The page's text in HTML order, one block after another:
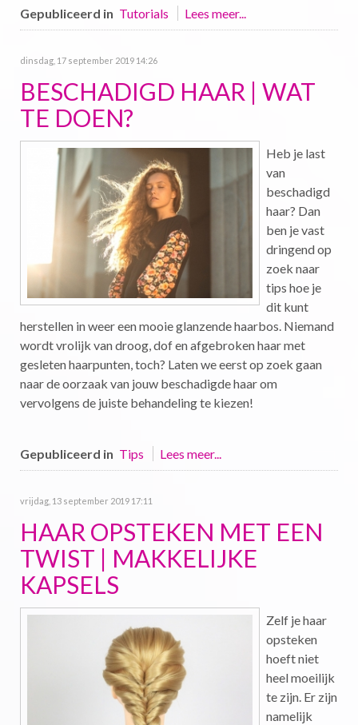
Gepubliceerd in Tutorials Lees meer...
dinsdag, 17 september 2019 14:26
BESCHADIGD HAAR | WAT
TE DOEN?
Heb je last
van
beschadigd
haar? Dan
ben je vast
dringend op
zoek naar
tips hoe je
dit kunt
herstellen in weer een mooie glanzende haarbos. Niemand
wordt vrolijk van droog, dof en afgebroken haar met
gesleten haarpunten, toch? Laten we eerst op zoek gaan
naar de oorzaak van jouw beschadigde haar om
vervolgens de juiste behandeling te kiezen!
Gepubliceerd in Tips Lees meer...
vrijdag, 13 september 2019 17:11
HAAR OPSTEKEN MET EEN
TWIST | MAKKELIJKE
KAPSELS
Zelf je haar
opsteken
hoeft niet
heel moeilijk
te zijn. Er zijn
namelijk